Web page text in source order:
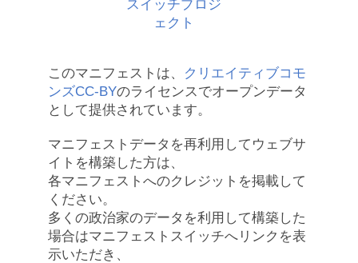
このマニフェストは、
クリエイティブコモ
ンズCC-BYのライセンスでオープンデータ
として提供されています。
マニフェストデータを再利用してウェブサ
イトを構築した方は、
各マニフェストへのクレジットを掲載して
ください。
多くの政治家のデータを利用して構築した
場合はマニフェストスイッチへリンクを表
示いただき、